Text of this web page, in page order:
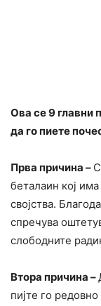
Ова се 9 главни
да го пиете
Прва причина –
беталаин кој
својства.
спречува
слободните
Втора причина –
пијте го